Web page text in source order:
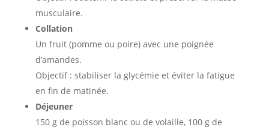
musculaire.
Collation
Un fruit (pomme ou poire) avec une poignée
d’amandes.
Objectif : stabiliser la glycémie et éviter la fatigue
en fin de matinée.
Déjeuner
150 g de poisson blanc ou de volaille, 100 g de